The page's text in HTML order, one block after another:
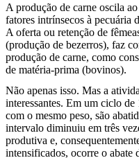
A produção de carne oscila
fatores intrínsecos à pecuária
A oferta ou retenção de
(produção de bezerros), faz
produção de carne, como
de matéria-prima (bovinos).
Não apenas isso. Mas a
interessantes. Em um ciclo
com o mesmo peso, são
intervalo diminuiu em três
produtiva e,
intensificados, ocorre o abate